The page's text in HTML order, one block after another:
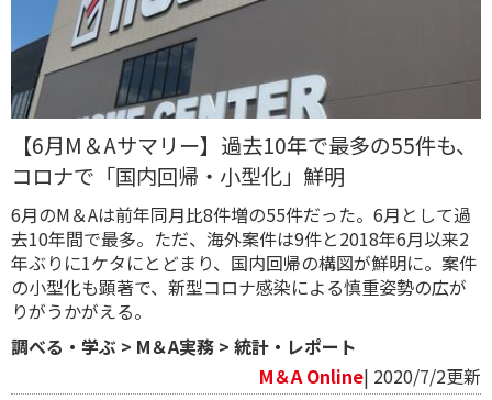
【6月M＆Aサマリー】過去10年で最多の55件も、
コロナで「国内回帰・小型化」鮮明
6月のM＆Aは前年同月比8件増の55件だった。6月として過
去10年間で最多。ただ、海外案件は9件と2018年6月以来2
年ぶりに1ケタにとどまり、国内回帰の構図が鮮明に。案件
の小型化も顕著で、新型コロナ感染による慎重姿勢の広が
りがうかがえる。
調べる・学ぶ > M＆A実務 > 統計・レポート
M＆A Online| 2020/7/2更新